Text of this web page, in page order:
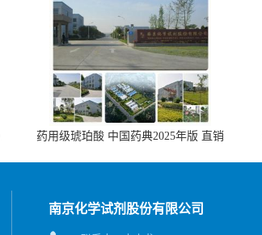
药用级琥珀酸 中国药典2025年版 直销
南京化学试剂股份有限公司